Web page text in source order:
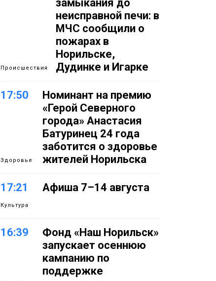
Происшествия
замыкания до
неисправной печи: в
МЧС сообщили о
пожарах в
Норильске,
Дудинке и Игарке
17:50
Здоровье
Номинант на премию
«Герой Северного
города» Анастасия
Батуринец 24 года
заботится о здоровье
жителей Норильска
17:21
Культура
Афиша 7–14 августа
16:39
Фонд «Наш Норильск»
запускает осеннюю
кампанию по
поддержке